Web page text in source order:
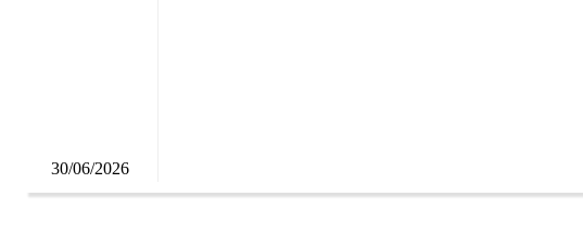
30/06/2026